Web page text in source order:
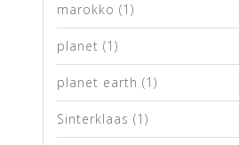
marokko (1)
planet (1)
planet earth (1)
Sinterklaas (1)